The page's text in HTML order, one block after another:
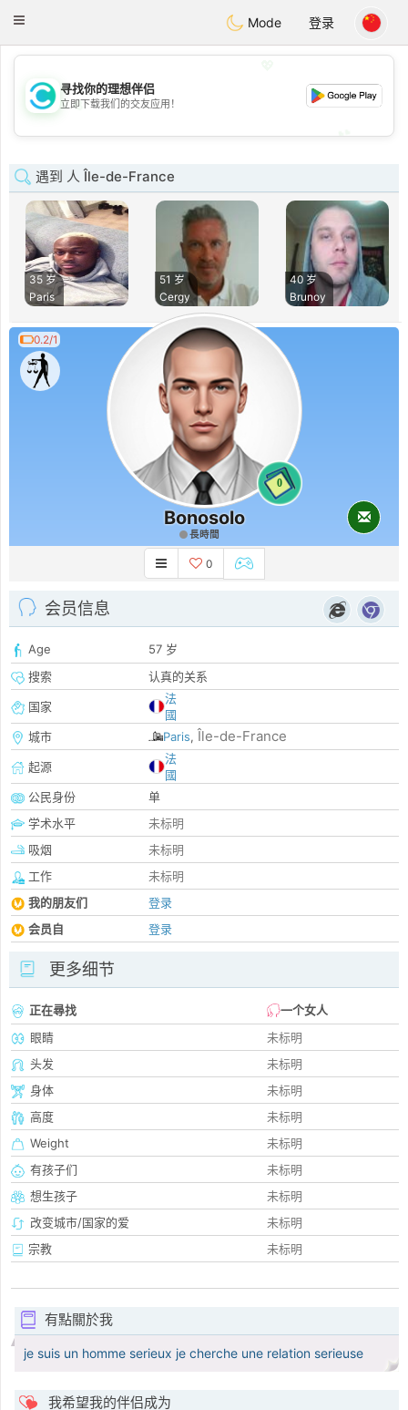
Citas
Toggle
Mode 登录
💖
💕
寻找你的理想伴侣
立即下载我们的交友应用！
遇到 人 Île-de-France
35 岁
Paris
51 岁
Cergy
40 岁
Brunoy
0.2/1
0
Bonosolo
長時間
0
会员信息
Age
57 岁
搜索
认真的关系
国家
法
國
城市
Paris, Île-de-France
起源
法
國
公民身份
单
学术水平
未标明
吸烟
未标明
工作
未标明
我的朋友们
登录
会员自
登录
更多细节
正在尋找
一个女人
眼睛
未标明
头发
未标明
身体
未标明
高度
未标明
Weight
未标明
有孩子们
未标明
想生孩子
未标明
改变城市/国家的爱
未标明
宗教
未标明
有點關於我
je suis un homme serieux je cherche une relation serieuse
我希望我的伴侣成为